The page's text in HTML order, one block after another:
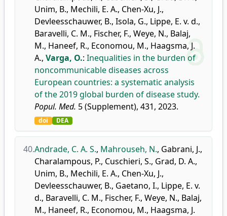
Unim, B., Mechili, E. A., Chen-Xu, J.,
Devleesschauwer, B., Isola, G., Lippe, E. v. d.,
Baravelli, C. M., Fischer, F., Weye, N., Balaj,
M., Haneef, R., Economou, M., Haagsma, J.
A., Varga, O.: Inequalities in the burden of
noncommunicable diseases across
European countries: a systematic analysis
of the 2019 global burden of disease study.
Popul. Med. 5 (Supplement), 431, 2023.
doi DEA
40.Andrade, C. A. S., Mahrouseh, N., Gabrani, J.,
Charalampous, P., Cuschieri, S., Grad, D. A.,
Unim, B., Mechili, E. A., Chen-Xu, J.,
Devleesschauwer, B., Gaetano, I., Lippe, E. v.
d., Baravelli, C. M., Fischer, F., Weye, N., Balaj,
M., Haneef, R., Economou, M., Haagsma, J.